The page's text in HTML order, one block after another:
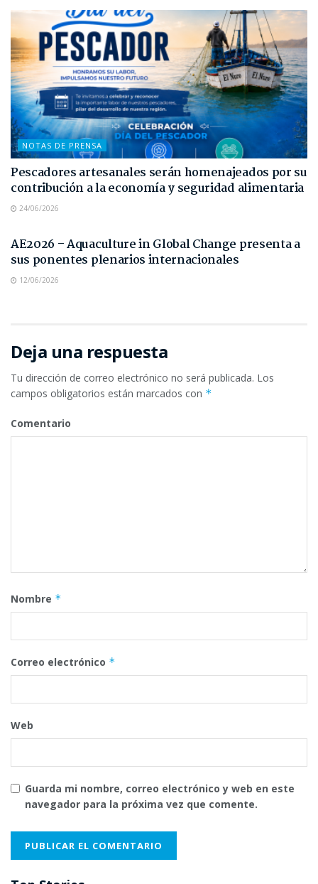
NOTAS DE PRENSA
Pescadores artesanales serán homenajeados por su
contribución a la economía y seguridad alimentaria
24/06/2026
AE2026 – Aquaculture in Global Change presenta a
sus ponentes plenarios internacionales
12/06/2026
Deja una respuesta
Tu dirección de correo electrónico no será publicada. Los
campos obligatorios están marcados con *
Comentario
Nombre *
Correo electrónico *
Web
Guarda mi nombre, correo electrónico y web en este
navegador para la próxima vez que comente.